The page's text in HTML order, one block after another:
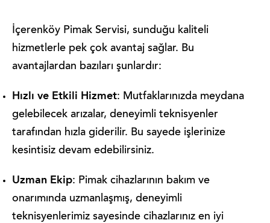
İçerenköy Pimak Servisi, sunduğu kaliteli
hizmetlerle pek çok avantaj sağlar. Bu
avantajlardan bazıları şunlardır:
Hızlı ve Etkili Hizmet: Mutfaklarınızda meydana
gelebilecek arızalar, deneyimli teknisyenler
tarafından hızla giderilir. Bu sayede işlerinize
kesintisiz devam edebilirsiniz.
Uzman Ekip: Pimak cihazlarının bakım ve
onarımında uzmanlaşmış, deneyimli
teknisyenlerimiz sayesinde cihazlarınız en iyi